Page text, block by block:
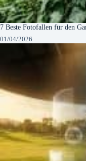
7 Beste Fotofallen für den
01/04/2026